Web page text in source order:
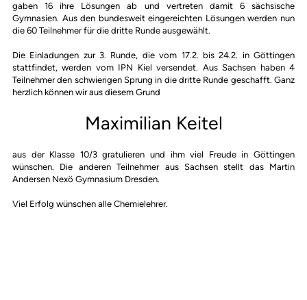
gaben 16 ihre Lösungen ab und vertreten damit 6 sächsische
Gymnasien. Aus den bundesweit eingereichten Lösungen werden nun
die 60 Teilnehmer für die dritte Runde ausgewählt.
Die Einladungen zur 3. Runde, die vom 17.2. bis 24.2. in Göttingen
stattfindet, werden vom IPN Kiel versendet. Aus Sachsen haben 4
Teilnehmer den schwierigen Sprung in die dritte Runde geschafft. Ganz
herzlich können wir aus diesem Grund
Maximilian Keitel
aus der Klasse 10/3 gratulieren und ihm viel Freude in Göttingen
wünschen. Die anderen Teilnehmer aus Sachsen stellt das Martin
Andersen Nexö Gymnasium Dresden.
Viel Erfolg wünschen alle Chemielehrer.